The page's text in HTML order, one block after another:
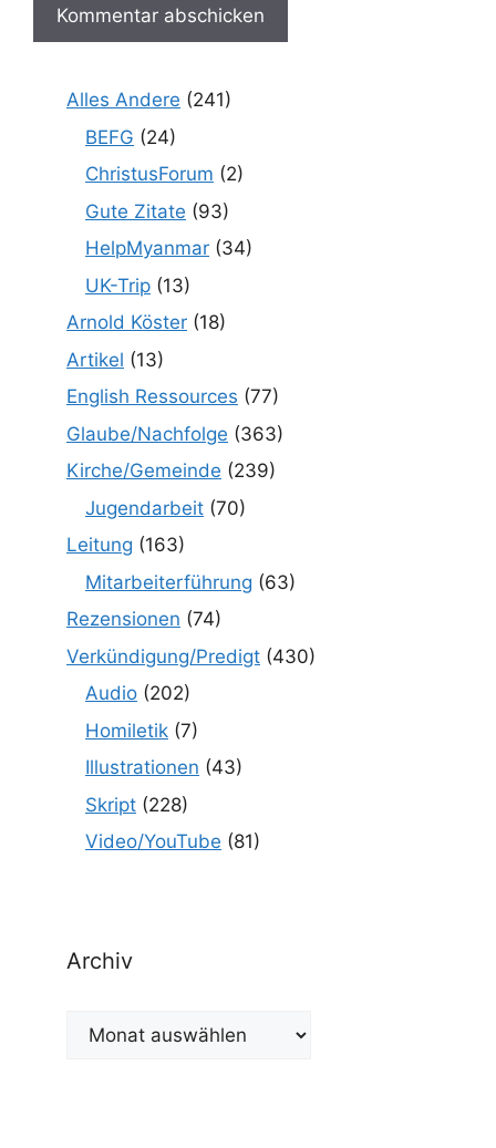
Alles Andere (241)
BEFG (24)
ChristusForum (2)
Gute Zitate (93)
HelpMyanmar (34)
UK-Trip (13)
Arnold Köster (18)
Artikel (13)
English Ressources (77)
Glaube/Nachfolge (363)
Kirche/Gemeinde (239)
Jugendarbeit (70)
Leitung (163)
Mitarbeiterführung (63)
Rezensionen (74)
Verkündigung/Predigt (430)
Audio (202)
Homiletik (7)
Illustrationen (43)
Skript (228)
Video/YouTube (81)
Archiv
Archiv